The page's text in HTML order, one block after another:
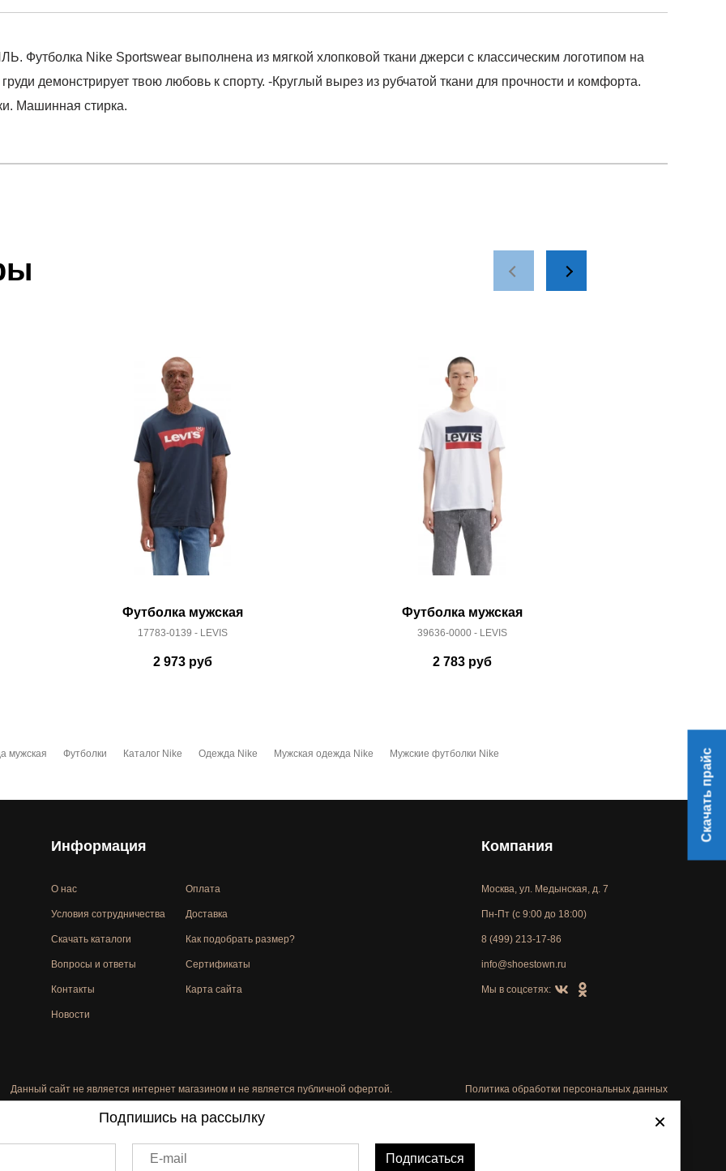
Nike Sportswear выполнена из мягкой хлопковой ткани джерси с классическим логотипом на
демонстрирует твою любовь к спорту. -Круглый вырез из рубчатой ткани для прочности и комфорта.
Машинная стирка.
доставки
Футболка мужская
17783-0139 - LEVIS
2 973руб
Футболка мужская
39636-0000 - LEVIS
2 783руб
мужская Футболки Каталог Nike Одежда Nike Мужская одежда Nike Мужские футболки Nike
Информация
О нас
Условия сотрудничества
Скачать каталоги
Вопросы и ответы
Контакты
Новости
Оплата
Доставка
Как подобрать размер?
Сертификаты
Карта сайта
Компания
Москва, ул. Медынская, д. 7
Пн-Пт (с 9:00 до 18:00)
8 (499) 213-17-86
info@shoestown.ru
Мы в соцсетях:
Данный сайт не является интернет магазином и не является публичной офертой. Политика обработки персональных данных
Автоматизировано -
Скачать прайс
Подпишись на рассылку
E-mail Подписаться